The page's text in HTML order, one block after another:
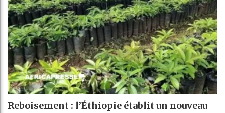
Reboisement : l’Éthiopie établit un nouveau